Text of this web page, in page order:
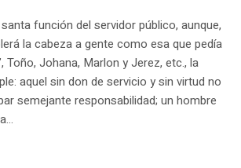
función del servidor público, aunque,
la cabeza a gente como esa que pedía
Toño, Johana, Marlon y Jerez, etc., la
aquel sin don de servicio y sin virtud no
semejante responsabilidad; un hombre